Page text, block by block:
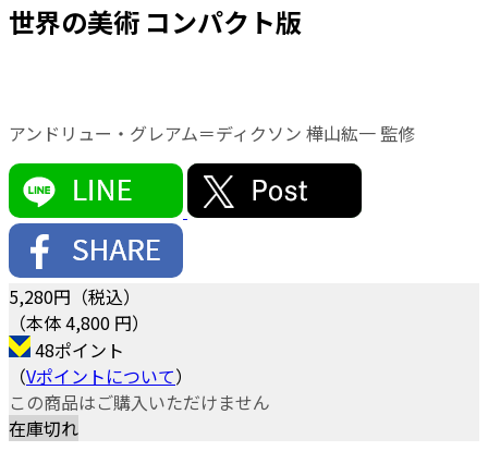
世界の美術 コンパクト版
アンドリュー・グレアム＝ディクソン 樺山紘一 監修
5,280円（税込）
（本体 4,800 円）
48ポイント
（Vポイントについて）
この商品はご購入いただけません
在庫切れ